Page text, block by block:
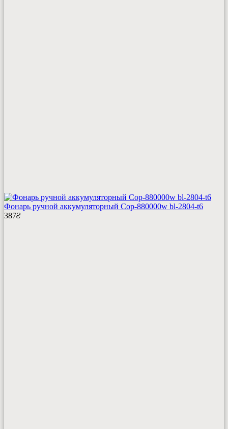
Фонарь ручной аккумуляторный Cop-880000w bl-2804-t6
387₴